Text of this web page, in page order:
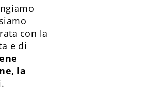
con la
e di
la
.